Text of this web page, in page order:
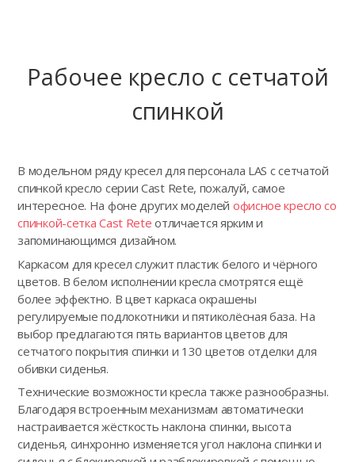
Рабочее кресло с сетчатой
спинкой
В модельном ряду кресел для персонала LAS с сетчатой
спинкой кресло серии Cast Rete, пожалуй, самое
интересное. На фоне других моделей офисное кресло со
спинкой-сетка Cast Rete отличается ярким и
запоминающимся дизайном.
Каркасом для кресел служит пластик белого и чёрного
цветов. В белом исполнении кресла смотрятся ещё
более эффектно. В цвет каркаса окрашены
регулируемые подлокотники и пятиколёсная база. На
выбор предлагаются пять вариантов цветов для
сетчатого покрытия спинки и 130 цветов отделки для
обивки сиденья.
Технические возможности кресла также разнообразны.
Благодаря встроенным механизмам автоматически
настраивается жёсткость наклона спинки, высота
сиденья, синхронно изменяется угол наклона спинки и